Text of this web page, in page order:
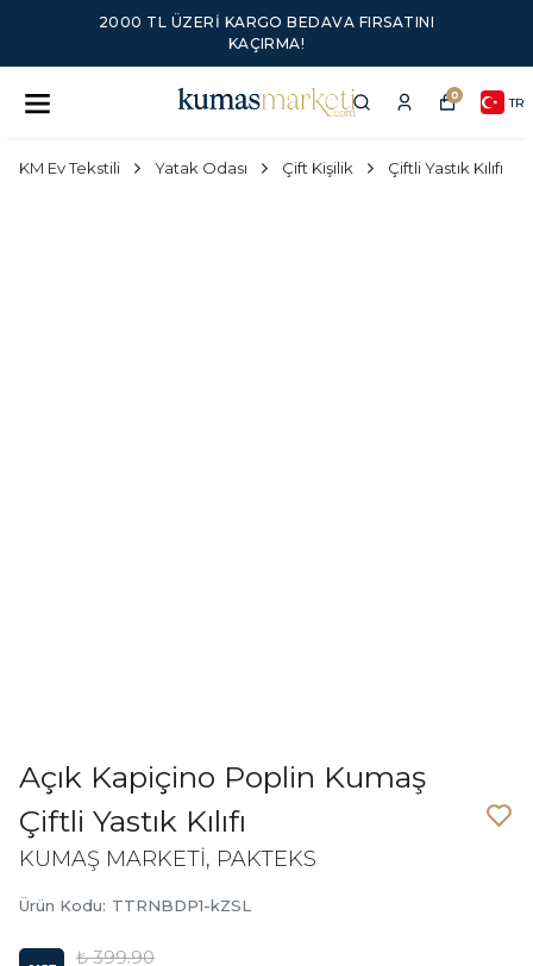
2000 TL ÜZERI KARGO BEDAVA FIRSATINI
KAÇIRMA!
0 TR
KM Ev Tekstili Yatak Odası Çift Kişilik Çiftli Yastık Kılıfı
Açık Kapiçino Poplin Kumaş
Çiftli Yastık Kılıfı
KUMAŞ MARKETİ, PAKTEKS
Ürün Kodu: TTRNBDP1-kZSL
₺ 399.90